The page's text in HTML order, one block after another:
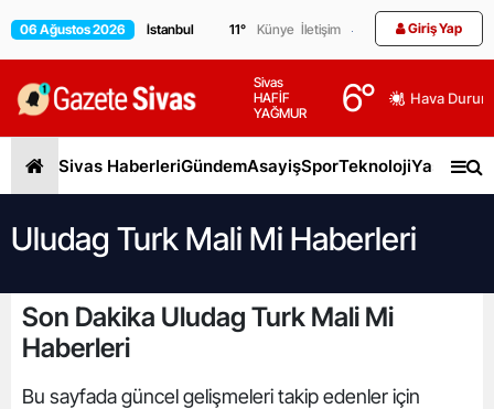
06 Ağustos 2026 11° Künye İletişim Giriş Yap
Sivas
HAFİF
YAĞMUR
6° Hava
Sivas HaberleriGündemAsayişSporTeknolojiYaşam
Uludag Turk Mali Mi Haberleri
Son Dakika Uludag Turk Mali Mi
Haberleri
Bu sayfada güncel gelişmeleri takip edenler için